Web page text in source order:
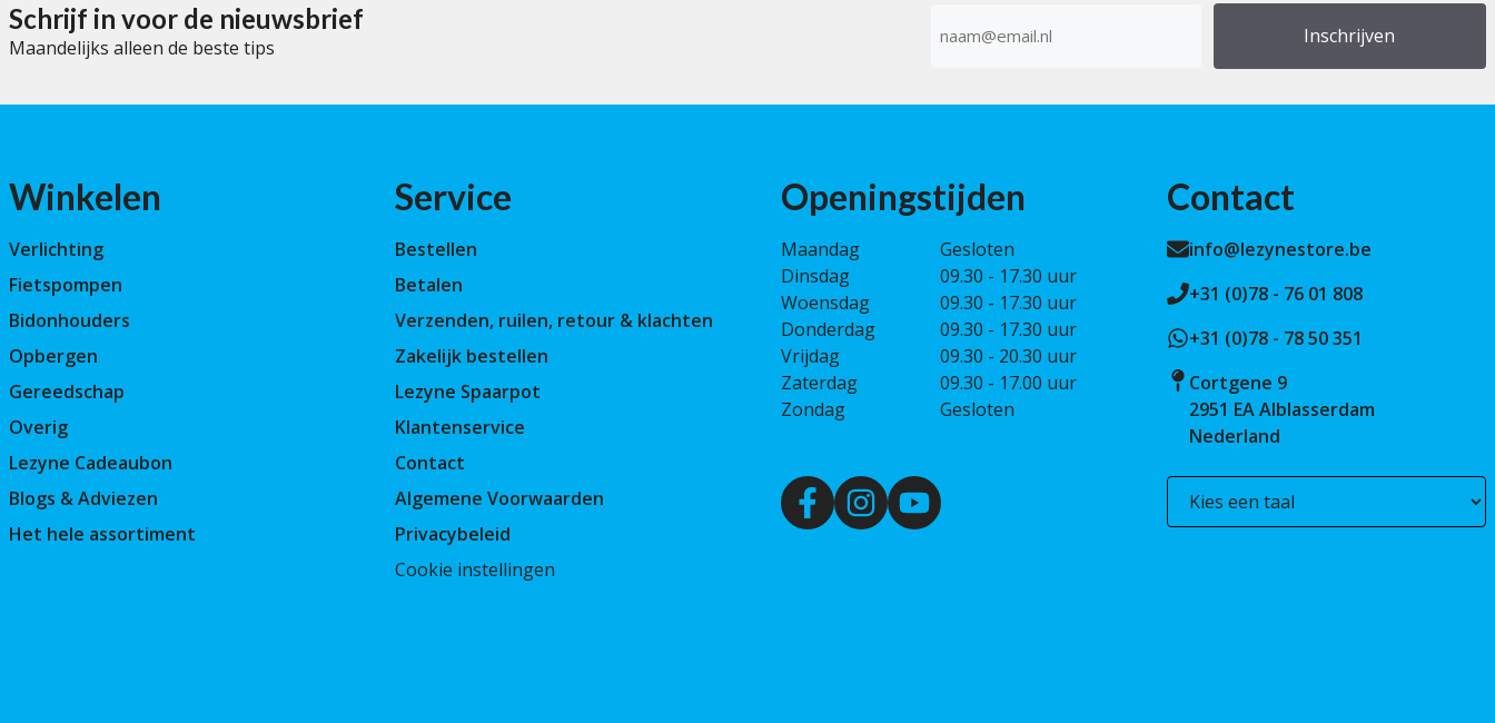
Schrijf in voor de nieuwsbrief
Maandelijks alleen de beste tips
mailadres
Winkelen
Verlichting
Fietspompen
Bidonhouders
Opbergen
Gereedschap
Overig
Lezyne Cadeaubon
Blogs & Adviezen
Het hele assortiment
Service
Bestellen
Betalen
Verzenden, ruilen, retour & klachten
Zakelijk bestellen
Lezyne Spaarpot
Klantenservice
Contact
Algemene Voorwaarden
Privacybeleid
Cookie instellingen
Openingstijden
Maandag
Gesloten
Dinsdag
09.30 - 17.30 uur
Woensdag
09.30 - 17.30 uur
Donderdag
09.30 - 17.30 uur
Vrijdag
09.30 - 20.30 uur
Zaterdag
09.30 - 17.00 uur
Zondag
Gesloten
Contact
info@lezynestore.be
+31 (0)78 - 76 01 808
+31 (0)78 - 78 50 351
Cortgene 9
2951 EA Alblasserdam
Nederland